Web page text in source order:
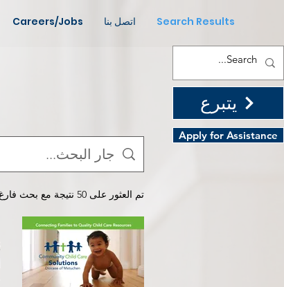
يتبرع
Apply for Assistance
Careers/Jobs اتصل بنا Search Results
تم العثور على 50 نتيجة مع بحث فارغ